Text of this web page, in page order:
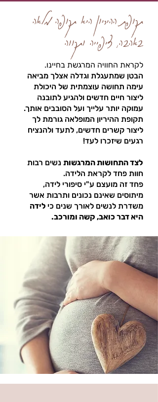
תקופת ההיריון היא תקופה מלאה
באהבה, ציפייה ותקווה
לקראת החוויה המרגשת בחיינו.​
הבטן שמתעגלת וגדלה אצלך מביאה
עימה תחושה עוצמתית של היכולת
ליצור חיים חדשים ולהגיע לתובנה
עמוקה יותר עלייך ועל הסובבים אותך.
תקופת ההיריון המופלאה גורמת לך
ליצור קשרים חדשים, לתעד ולהנציח
רגעים שיזכרו לעד!
לצד התחושות המרגשות נשים רבות
חוות פחד לקראת הלידה.
פחד זה מועצם ע"י סיפורי לידה,
מיתוסים שאינם נכונים ותרבות אשר
משדרת לנשים לאורך שנים כי לידה
היא דבר כואב, קשה ומורכב.